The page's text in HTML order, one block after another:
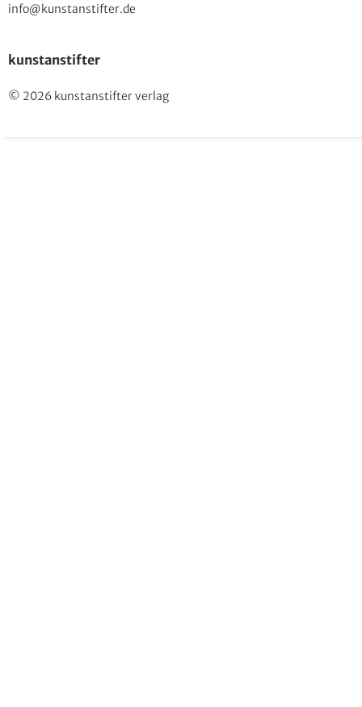
info@kunstanstifter.de
kunstanstifter
© 2026 kunstanstifter verlag